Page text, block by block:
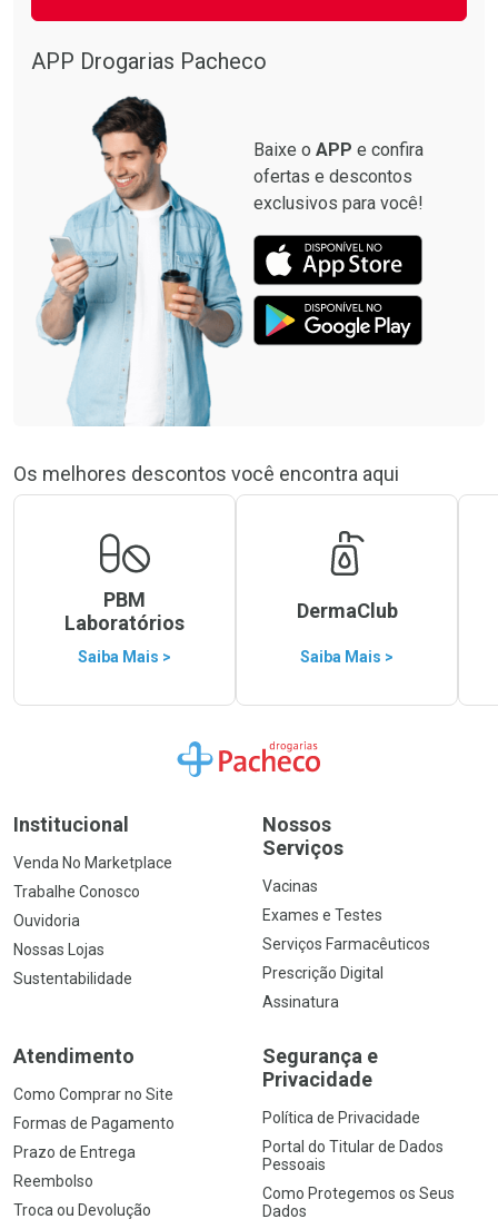
APP Drogarias Pacheco
Baixe o APP e confira
ofertas e descontos
exclusivos para você!
Os melhores descontos você encontra aqui
PBM
Laboratórios
Saiba Mais >
DermaClub
Saiba Mais >
Ir para a Home
Institucional
Venda No Marketplace
Trabalhe Conosco
Ouvidoria
Nossas Lojas
Sustentabilidade
Nossos
Serviços
Vacinas
Exames e Testes
Serviços Farmacêuticos
Prescrição Digital
Assinatura
Atendimento
Como Comprar no Site
Formas de Pagamento
Prazo de Entrega
Reembolso
Troca ou Devolução
Segurança e
Privacidade
Política de Privacidade
Portal do Titular de Dados
Pessoais
Como Protegemos os Seus
Dados